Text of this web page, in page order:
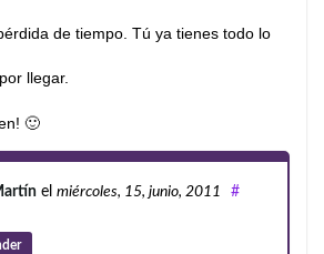
de tiempo. Tú ya tienes todo lo
llegar.
🙂
el miércoles, 15, junio, 2011 #